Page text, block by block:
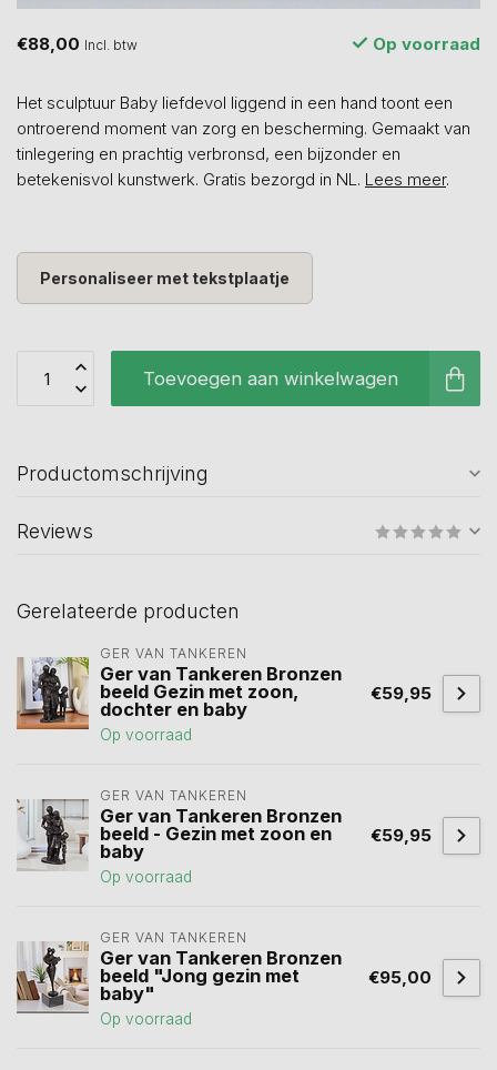
€88,00 Incl. btw Op voorraad
Het sculptuur Baby liefdevol liggend in een hand toont een
ontroerend moment van zorg en bescherming. Gemaakt van
tinlegering en prachtig verbronsd, een bijzonder en
betekenisvol kunstwerk. Gratis bezorgd in NL. Lees meer.
Personaliseer met tekstplaatje
Toevoegen aan winkelwagen
Productomschrijving
Reviews
Gerelateerde producten
GER VAN TANKEREN
Ger van Tankeren Bronzen
beeld Gezin met zoon,
dochter en baby
Op voorraad
€59,95
GER VAN TANKEREN
Ger van Tankeren Bronzen
beeld - Gezin met zoon en
baby
Op voorraad
€59,95
GER VAN TANKEREN
Ger van Tankeren Bronzen
beeld "Jong gezin met
baby"
Op voorraad
€95,00